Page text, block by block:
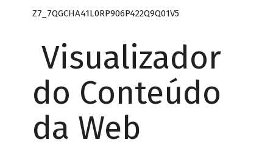
Z7_7QGCHA41L0RP906P422Q9Q01V5
Visualizador
do Conteúdo
da Web